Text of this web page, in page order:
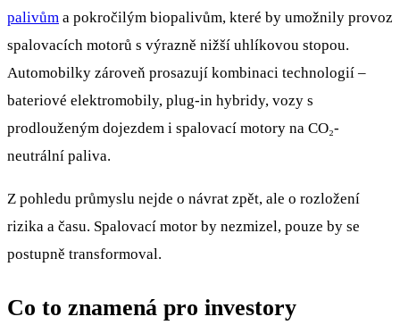
palivům a pokročilým biopalivům, které by umožnily provoz
spalovacích motorů s výrazně nižší uhlíkovou stopou.
Automobilky zároveň prosazují kombinaci technologií –
bateriové elektromobily, plug-in hybridy, vozy s
prodlouženým dojezdem i spalovací motory na CO₂-
neutrální paliva.
Z pohledu průmyslu nejde o návrat zpět, ale o rozložení
rizika a času. Spalovací motor by nezmizel, pouze by se
postupně transformoval.
Co to znamená pro investory